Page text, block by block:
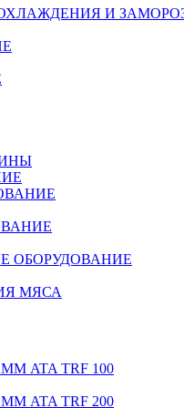
И
ОБОРУДОВАНИЕ
МЯСА
ATA TRF 100
ATA TRF 200